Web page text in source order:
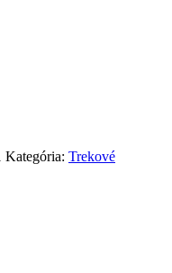
Kategória: Trekové